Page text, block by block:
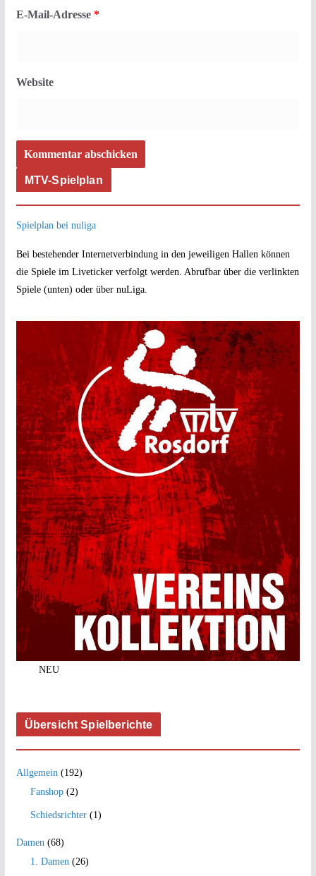
E-Mail-Adresse *
Website
MTV-Spielplan
Spielplan bei nuliga
Bei bestehender Internetverbindung in den jeweiligen Hallen können
die Spiele im Liveticker verfolgt werden. Abrufbar über die verlinkten
Spiele (unten) oder über nuLiga.
NEU
Übersicht Spielberichte
Allgemein (192)
Fanshop(2)
Schiedsrichter(1)
Damen (68)
1. Damen (26)